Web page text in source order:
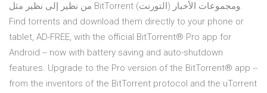
من نظير إلى نظير مثل BitTorrent (التورنت) ومجموعات الأخبار.
Find torrents and download them directly to your phone or
tablet, AD-FREE, with the official BitTorrent® Pro app for
Android -- now with battery saving and auto-shutdown
features. Upgrade to the Pro version of the BitTorrent® app --
from the inventors of the BitTorrent protocol and the uTorrent